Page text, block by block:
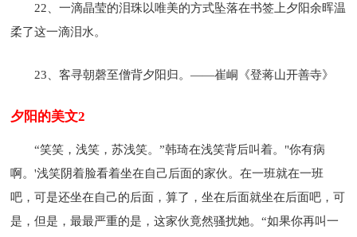
22、一滴晶莹的泪珠以唯美的方式坠落在书签上夕阳余晖温
柔了这一滴泪水。
23、客寻朝磬至僧背夕阳归。——崔峒《登蒋山开善寺》
夕阳的美文2
“笑笑，浅笑，苏浅笑。”韩琦在浅笑背后叫着。"你有病
啊。'浅笑阴着脸看着坐在自己后面的家伙。在一班就在一班
吧，可是还坐在自己的后面，算了，坐在后面就坐在后面吧，可
是，但是，最最严重的是，这家伙竟然骚扰她。“如果你再叫一